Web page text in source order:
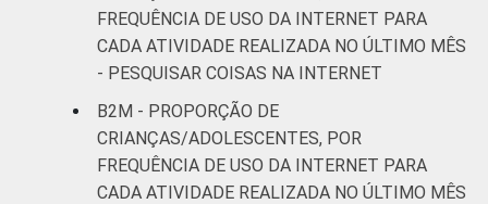
FREQUÊNCIA DE USO DA INTERNET PARA
CADA ATIVIDADE REALIZADA NO ÚLTIMO MÊS
- PESQUISAR COISAS NA INTERNET
B2M - PROPORÇÃO DE
CRIANÇAS/ADOLESCENTES, POR
FREQUÊNCIA DE USO DA INTERNET PARA
CADA ATIVIDADE REALIZADA NO ÚLTIMO MÊS